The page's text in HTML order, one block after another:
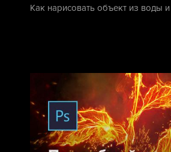
Как нарисовать объект из воды